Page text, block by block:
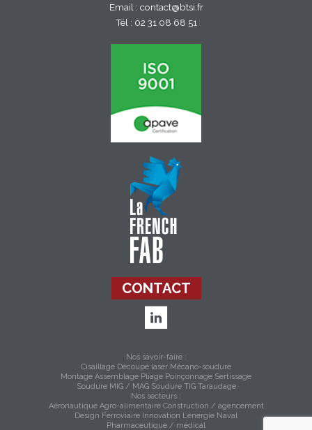
Email : contact@btsi.fr
Tél : 02 31 08 68 51
CONTACT
Nos savoir-faire :
Cisaillage Découpe laser Mécano-soudure
Montage Assemblage Pliage Poinçonnage Sertissage
Soudure MIG / MAG Soudure TIG Taraudage
Nos secteurs :
Aéronautique Agro-alimentaire Construction / agencement
Design Ferroviaire Innovation L’énergie Naval
Pharmaceutique / médical